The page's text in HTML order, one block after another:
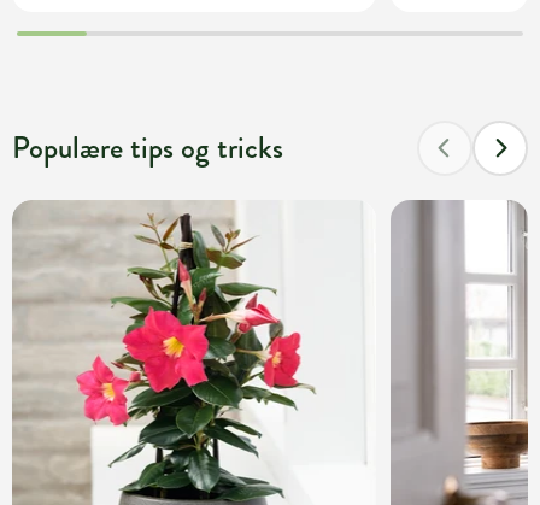
Populære tips og tricks